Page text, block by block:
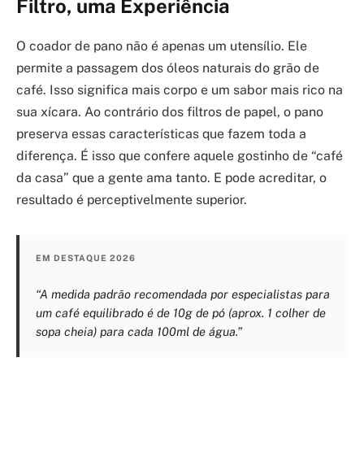
Filtro, uma Experiência
O coador de pano não é apenas um utensílio. Ele
permite a passagem dos óleos naturais do grão de
café. Isso significa mais corpo e um sabor mais rico na
sua xícara. Ao contrário dos filtros de papel, o pano
preserva essas características que fazem toda a
diferença. É isso que confere aquele gostinho de “café
da casa” que a gente ama tanto. E pode acreditar, o
resultado é perceptivelmente superior.
EM DESTAQUE 2026
“A medida padrão recomendada por especialistas para
um café equilibrado é de 10g de pó (aprox. 1 colher de
sopa cheia) para cada 100ml de água.”